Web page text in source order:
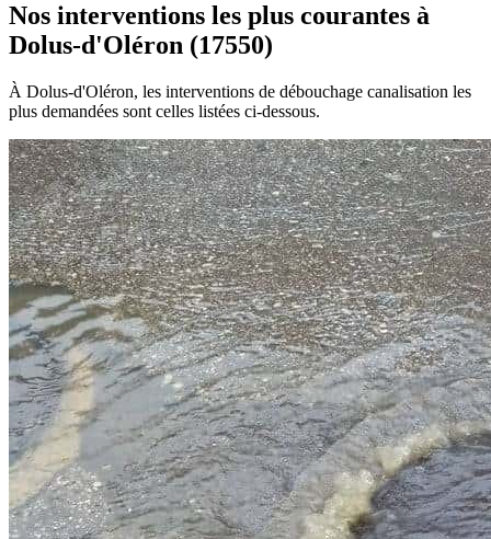
Nos interventions les plus courantes à
Dolus-d'Oléron (17550)
À Dolus-d'Oléron, les interventions de débouchage canalisation les
plus demandées sont celles listées ci-dessous.